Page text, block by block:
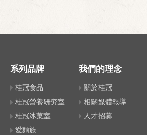
系列品牌
桂冠食品
桂冠營養研究室
桂冠冰菓室
愛麵族
我們的理念
關於桂冠
相關媒體報導
人才招募